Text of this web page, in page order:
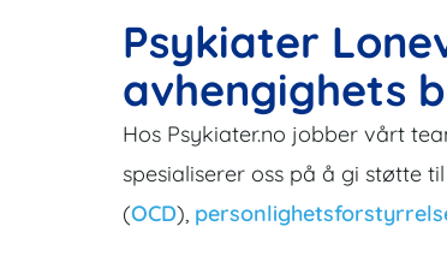
Psykiater
avhengighets
Hos Psykiater.no jobber vårt
spesialiserer oss på å gi støtte
(OCD),